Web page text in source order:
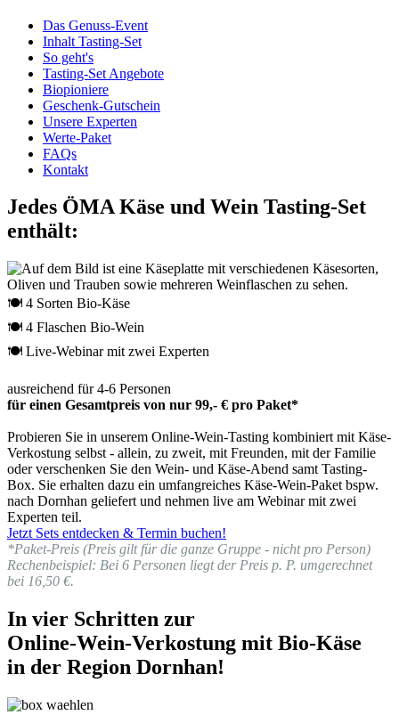
Das Genuss-Event
Inhalt Tasting-Set
So geht's
Tasting-Set Angebote
Biopioniere
Geschenk-Gutschein
Unsere Experten
Werte-Paket
FAQs
Kontakt
Jedes ÖMA Käse und Wein Tasting-Set
enthält:
🍽 4 Sorten Bio-Käse
🍽 4 Flaschen Bio-Wein
🍽 Live-Webinar mit zwei Experten
ausreichend für 4-6 Personen
für einen Gesamtpreis von nur 99,- € pro Paket*
Probieren Sie in unserem Online-Wein-Tasting kombiniert mit Käse-
Verkostung selbst - allein, zu zweit, mit Freunden, mit der Familie
oder verschenken Sie den Wein- und Käse-Abend samt Tasting-
Box. Sie erhalten dazu ein umfangreiches Käse-Wein-Paket bspw.
nach Dornhan geliefert und nehmen live am Webinar mit zwei
Experten teil.
Jetzt Sets entdecken & Termin buchen!
*Paket-Preis (Preis gilt für die ganze Gruppe - nicht pro Person)
Rechenbeispiel: Bei 6 Personen liegt der Preis p. P. umgerechnet
bei 16,50 €.
In vier Schritten zur
Online-Wein-Verkostung mit Bio-Käse
in der Region Dornhan!